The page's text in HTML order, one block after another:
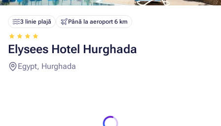
3 linie plajă Până la aeroport 6 km
Elysees Hotel Hurghada
Egypt, Hurghada